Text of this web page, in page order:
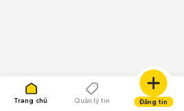
Trang chủ Quản lý tin Đăng tin